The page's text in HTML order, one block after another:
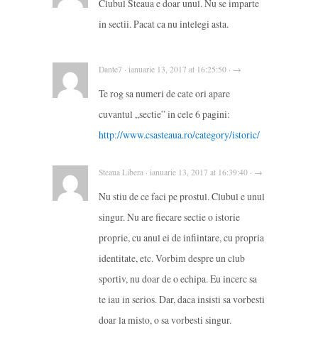
Clubul Steaua e doar unul. Nu se imparte
in sectii. Pacat ca nu intelegi asta.
Dante7 · ianuarie 13, 2017 at 16:25:50 · →
Te rog sa numeri de cate ori apare
cuvantul ,,sectie” in cele 6 pagini:
http://www.csasteaua.ro/category/istoric/
Steaua Libera · ianuarie 13, 2017 at 16:39:40 · →
Nu stiu de ce faci pe prostul. Clubul e unul
singur. Nu are fiecare sectie o istorie
proprie, cu anul ei de infiintare, cu propria
identitate, etc. Vorbim despre un club
sportiv, nu doar de o echipa. Eu incerc sa
te iau in serios. Dar, daca insisti sa vorbesti
doar la misto, o sa vorbesti singur.